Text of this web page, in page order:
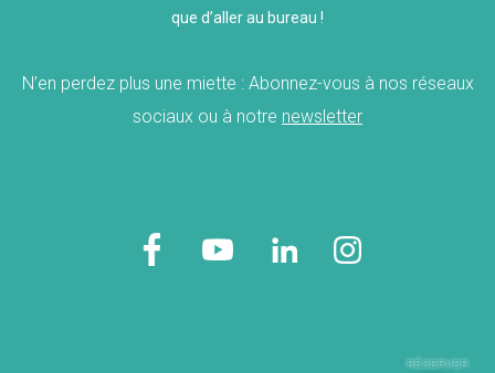
RÉSERVER
que d’aller au bureau !
N’en perdez plus une miette : Abonnez-vous à nos réseaux
sociaux ou à notre newsletter